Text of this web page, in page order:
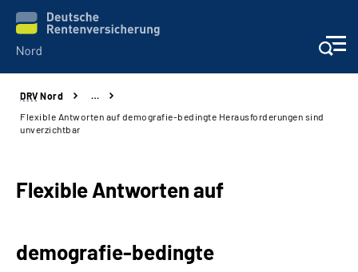
Aktuelles
Beratung und Kontakt
DRV Nord
…
Flexible Antworten auf demografie-bedingte Herausforderungen sind
unverzichtbar
Flexible Antworten auf
demografie-bedingte